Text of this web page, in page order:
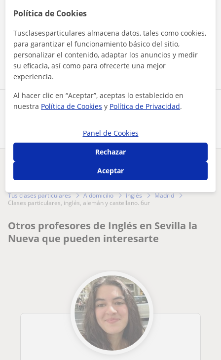
Comparte a este profesor
Contactar ahora
¿Hay algún error en este perfil?
Tus clases particulares A domicilio Inglés
Madrid
clases particulares, inglés, alemán y castellano. 6ur
Otros profesores de Inglés en Sevilla la
Nueva que pueden interesarte
Política de Cookies
Tusclasesparticulares almacena datos, tales como cookies,
para garantizar el funcionamiento básico del sitio,
personalizar el contenido, adaptar los anuncios y medir
su eficacia, así como para ofrecerte una mejor
experiencia.
Al hacer clic en “Aceptar”, aceptas lo establecido en
nuestra Política de Cookies y Política de Privacidad.
Panel de Cookies
Rechazar
Aceptar